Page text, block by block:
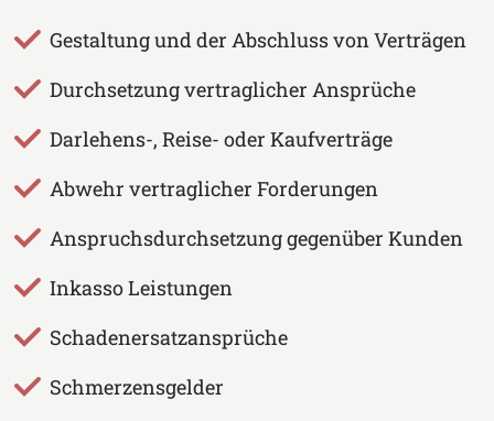
Gestaltung und der Abschluss von Verträgen
Durchsetzung vertraglicher Ansprüche
Darlehens-, Reise- oder Kaufverträge
Abwehr vertraglicher Forderungen
Anspruchsdurchsetzung gegenüber Kunden
Inkasso Leistungen
Schadenersatzansprüche
Schmerzensgelder